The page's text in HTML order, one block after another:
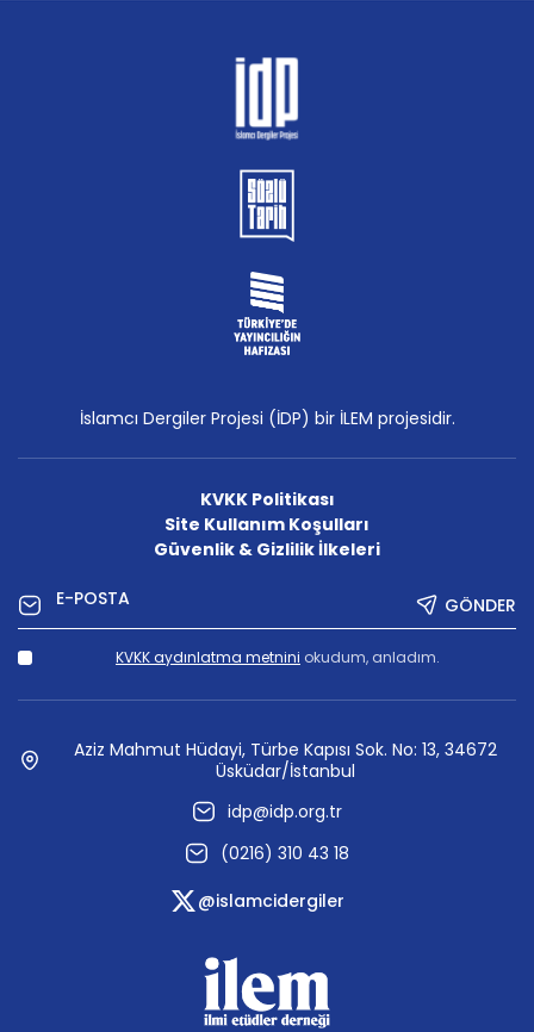
İslamcı Dergiler Projesi (İDP) bir İLEM projesidir.
KVKK Politikası
Site Kullanım Koşulları
Güvenlik & Gizlilik İlkeleri
GÖNDER
KVKK aydınlatma metnini okudum, anladım.
Aziz Mahmut Hüdayi, Türbe Kapısı Sok. No: 13, 34672
Üsküdar/İstanbul
idp@idp.org.tr
(0216) 310 43 18
@islamcidergiler